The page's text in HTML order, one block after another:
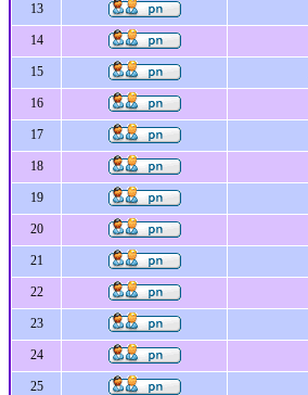
13
14
15
16
17
18
19
20
21
22
23
24
25